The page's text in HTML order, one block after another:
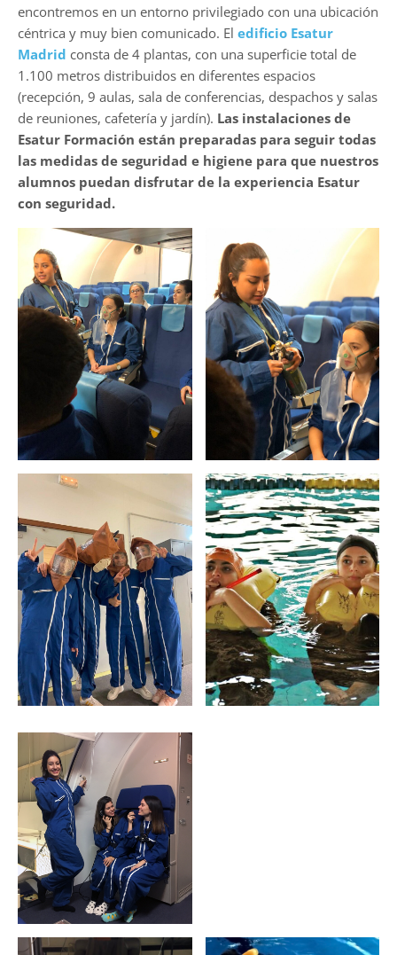
encontremos en un entorno privilegiado con una ubicación
céntrica y muy bien comunicado. El edificio Esatur
Madrid consta de 4 plantas, con una superficie total de
1.100 metros distribuidos en diferentes espacios
(recepción, 9 aulas, sala de conferencias, despachos y salas
de reuniones, cafetería y jardín). Las instalaciones de
Esatur Formación están preparadas para seguir todas
las medidas de seguridad e higiene para que nuestros
alumnos puedan disfrutar de la experiencia Esatur
con seguridad.